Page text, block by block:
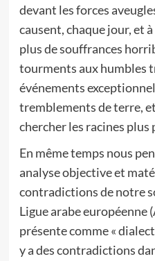
devant les forces
causent, chaque jour, et
plus de souffrances
tourments aux humbles
événements
tremblements de terre,
chercher les racines plus
En même temps nous
analyse objective et
contradictions de notre
Ligue arabe européenne
présente comme «
y a des contradictions